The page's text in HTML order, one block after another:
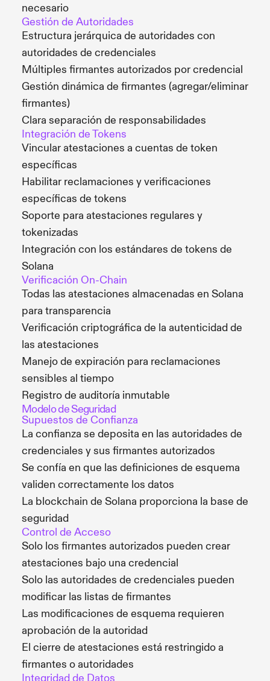
necesario
Gestión de Autoridades
Estructura jerárquica de autoridades con
autoridades de credenciales
Múltiples firmantes autorizados por credencial
Gestión dinámica de firmantes (agregar/eliminar
firmantes)
Clara separación de responsabilidades
Integración de Tokens
Vincular atestaciones a cuentas de token
específicas
Habilitar reclamaciones y verificaciones
específicas de tokens
Soporte para atestaciones regulares y
tokenizadas
Integración con los estándares de tokens de
Solana
Verificación On-Chain
Todas las atestaciones almacenadas en Solana
para transparencia
Verificación criptográfica de la autenticidad de
las atestaciones
Manejo de expiración para reclamaciones
sensibles al tiempo
Registro de auditoría inmutable
Modelo de Seguridad
Supuestos de Confianza
La confianza se deposita en las autoridades de
credenciales y sus firmantes autorizados
Se confía en que las definiciones de esquema
validen correctamente los datos
La blockchain de Solana proporciona la base de
seguridad
Control de Acceso
Solo los firmantes autorizados pueden crear
atestaciones bajo una credencial
Solo las autoridades de credenciales pueden
modificar las listas de firmantes
Las modificaciones de esquema requieren
aprobación de la autoridad
El cierre de atestaciones está restringido a
firmantes o autoridades
Integridad de Datos